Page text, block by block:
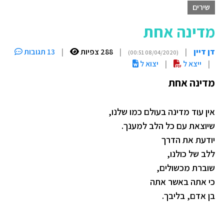
שירים
מדינה אחת
דן דיין |
(08/04/2020 00:51)
| 288 צפיות |
13 תגובות
|
ייצא ל | יצוא ל
מדינה אחת
אין עוד מדינה בעולם כמו שלנו,
שיוצאת עם כל הלב למענך.
יודעת את הדרך
ללב של כולנו,
שוברת מכשולים,
כי אתה באשר אתה
בן אדם, בליבך.